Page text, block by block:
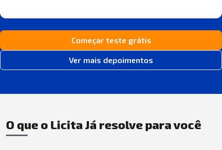
Começar teste grátis
Ver mais depoimentos
O que o Licita Já resolve para você